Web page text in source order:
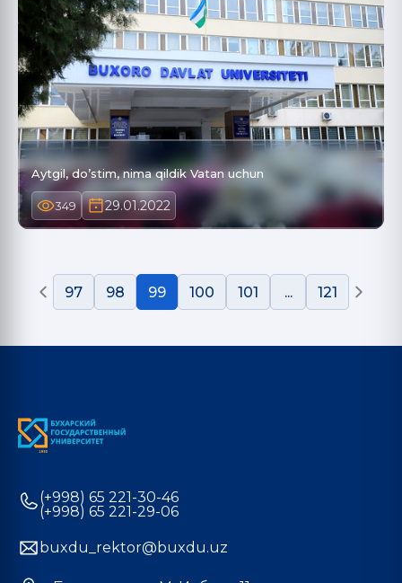
Aytgil, do’stim, nima qildik Vatan uchun
349 29.01.2022
97 98 99 100 101 ... 121
(+998) 65 221-30-46
(+998) 65 221-29-06
buxdu_rektor@buxdu.uz